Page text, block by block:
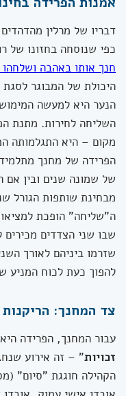
דבריו של מרלין
כפי שנוסחה בחזונו של
חנך אותו באהבה
היכולת של המבוגר
הנער היא למעשה
השליחה לחירות. מתנת
מקום – היא התגלמותה
הפרידה של מחנך
של שמונה שנים ובין
מבחינת שותפות הגורל
ה"שליחה" הופכת
שבו שני הצדדים
שזרמו ביניהם לאורך
להפוך כעת לכוח המניע
צד המחנך:
עבור המחנך, הפרידה
זכויות" – זה אירוע
הקהילה חוגגת "סיום"